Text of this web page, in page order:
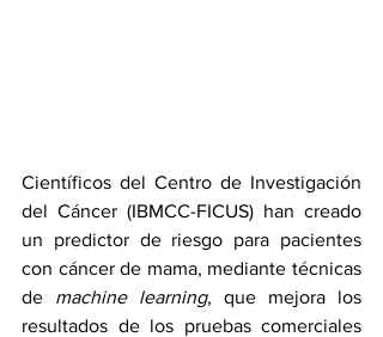
Científicos del Centro de Investigación
del Cáncer (IBMCC-FICUS) han creado
un predictor de riesgo para pacientes
con cáncer de mama, mediante técnicas
de machine learning, que mejora los
resultados de los pruebas comerciales